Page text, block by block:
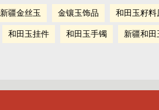
新疆金丝玉 金镶玉饰品 和田玉籽料
和田玉挂件 和田玉手镯 新疆和田